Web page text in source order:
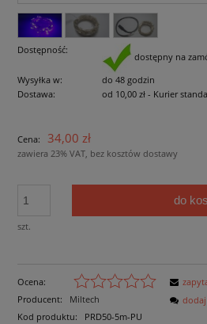
Dostępność:
dostępny na
Wysyłka w:
do 48 godzin
Dostawa:
od 10,00 zł - Kurier
Cena nie zawiera ewentualnych
Cena: 34,00 zł
zawiera 23% VAT, bez kosztów dostawy
szt.
do
Ocena:
Producent:
Miltech
Kod produktu:
PRD50-5m-PU